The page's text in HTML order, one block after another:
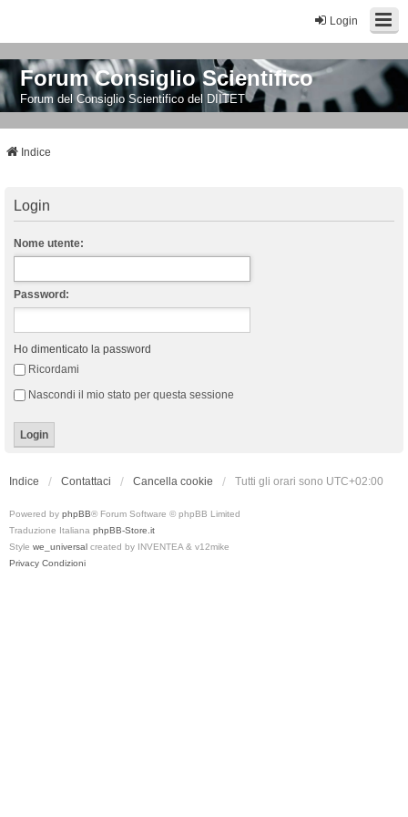
Login
Forum Consiglio Scientifico
Forum del Consiglio Scientifico del DIITET
Indice
Login
Nome utente:
Password:
Ho dimenticato la password
Ricordami
Nascondi il mio stato per questa sessione
Indice Contattaci Cancella cookie Tutti gli orari sono UTC+02:00
Powered by phpBB® Forum Software © phpBB Limited
Traduzione Italiana phpBB-Store.it
Style we_universal created by INVENTEA & v12mike
Privacy Condizioni